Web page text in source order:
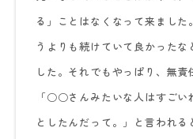
る」ことはなくなって来ました
うよりも続けていて良かったな
した。それでもやっぱり、無
「○○さんみたいな人はすご
としたんだって。」と言われる